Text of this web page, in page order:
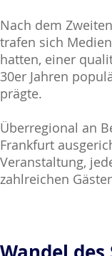
Nach dem
trafen sich
hatten, einer
30er Jahren
prägte.
Überregional an
Frankfurt
Veranstaltung,
zahlreichen